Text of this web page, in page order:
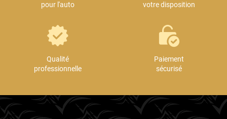
pour l'auto
votre disposition
Qualité
professionnelle
Paiement
sécurisé